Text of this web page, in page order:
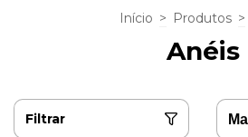
Início > Produtos >
Anéis
Filtrar